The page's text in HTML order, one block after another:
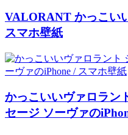
VALORANT かっこい
スマホ壁紙
かっこいいヴァロラン
セージ ソーヴァの